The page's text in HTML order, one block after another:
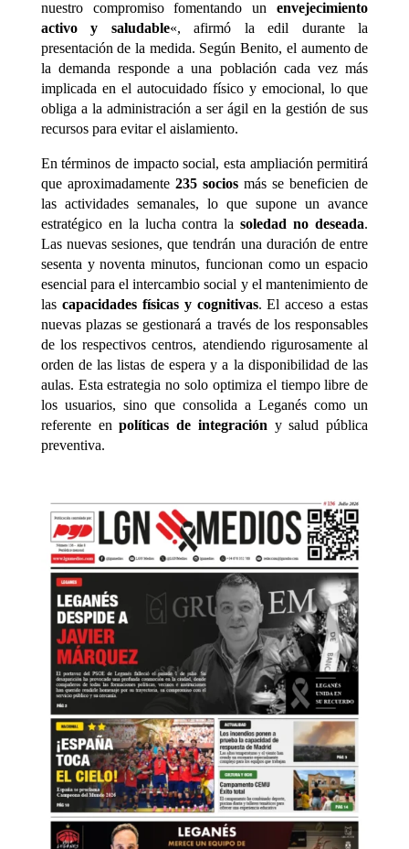
nuestro compromiso fomentando unenvejecimiento
activo y saludable«, afirmó la edil durante la
presentación de la medida. Según Benito, el aumento de
la demanda responde a una población cada vez más
implicada en el autocuidado físico y emocional, lo que
obliga a la administración a ser ágil en la gestión de sus
recursos para evitar el aislamiento.
En términos de impacto social, esta ampliación permitirá
que aproximadamente 235 sociosmás se beneficien de
las actividades semanales, lo que supone un avance
estratégico en la lucha contra lasoledad no deseada.
Las nuevas sesiones, que tendrán una duración de entre
sesenta y noventa minutos, funcionan como un espacio
esencial para el intercambio social y el mantenimiento de
las capacidades físicas y cognitivas. El acceso a estas
nuevas plazas se gestionará a través de los responsables
de los respectivos centros, atendiendo rigurosamente al
orden de las listas de espera y a la disponibilidad de las
aulas. Esta estrategia no solo optimiza el tiempo libre de
los usuarios, sino que consolida a Leganés como un
referente enpolíticas de integración y salud pública
preventiva.